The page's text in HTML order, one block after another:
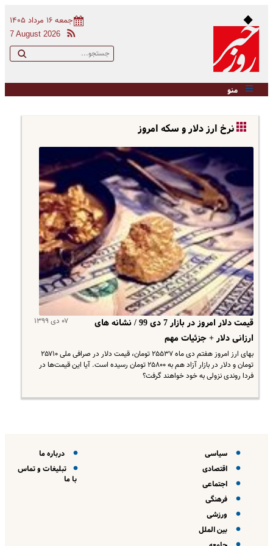
جمعه ۱۶ مرداد ۱۴۰۵
7 August 2026
منو
نرخ ارز دلار و سکه امروز
۰۷ دی ۱۳۹۹
قیمت دلار امروز در بازار 7 دی 99 / نشانه های
ارزانی دلار + جزئیات مهم
​بهای ارز امروز هفتم دی ماه ۲۵۵۳۷ تومان، قیمت دلار در صرافی ملی ۲۵۷۱۰
تومان و دلار در بازار آزاد هم به ۲۵۸۰۰ تومان رسیده است. آیا این قیمت‌ها در
فردا روندی نزولی به خود خواهند گرفت؟
سیاسی
اقتصادی
اجتماعی
فرهنگی
ورزشی
بین الملل
درباره ما
تبلیغات و تماس
با ما